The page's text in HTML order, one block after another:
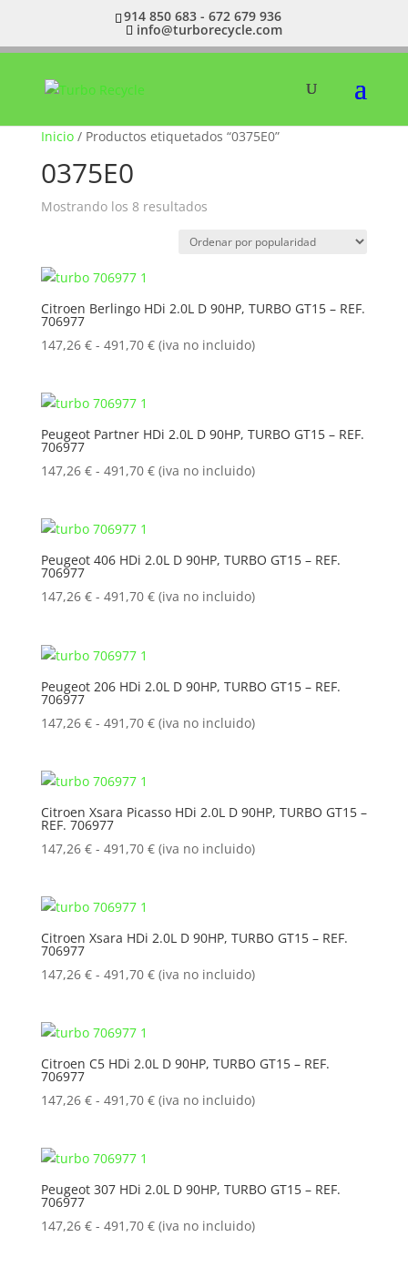
914 850 683 - 672 679 936
info@turborecycle.com
Inicio/ Productos etiquetados “0375E0”
0375E0
Mostrando los 8 resultadosOrdenado
popularidad
Citroen Berlingo HDi 2.0L D 90HP, TURBO GT15 – REF.
706977
147,26 € - 491,70 €Rango
147,26 €
491,70 €
(iva no incluido)
Peugeot Partner HDi 2.0L D 90HP, TURBO GT15 – REF.
706977
147,26 € - 491,70 €Rango
147,26 €
491,70 €
(iva no incluido)
Peugeot 406 HDi 2.0L D 90HP, TURBO GT15 – REF.
706977
147,26 € - 491,70 €Rango
147,26 €
491,70 €
(iva no incluido)
Peugeot 206 HDi 2.0L D 90HP, TURBO GT15 – REF.
706977
147,26 € - 491,70 €Rango
147,26 €
491,70 €
(iva no incluido)
Citroen Xsara Picasso HDi 2.0L D 90HP, TURBO GT15 –
REF. 706977
147,26 € - 491,70 €Rango
147,26 €
491,70 €
(iva no incluido)
Citroen Xsara HDi 2.0L D 90HP, TURBO GT15 – REF.
706977
147,26 € - 491,70 €Rango
147,26 €
491,70 €
(iva no incluido)
Citroen C5 HDi 2.0L D 90HP, TURBO GT15 – REF.
706977
147,26 € - 491,70 €Rango
147,26 €
491,70 €
(iva no incluido)
Peugeot 307 HDi 2.0L D 90HP, TURBO GT15 – REF.
706977
147,26 € - 491,70 €Rango
(iva no incluido)